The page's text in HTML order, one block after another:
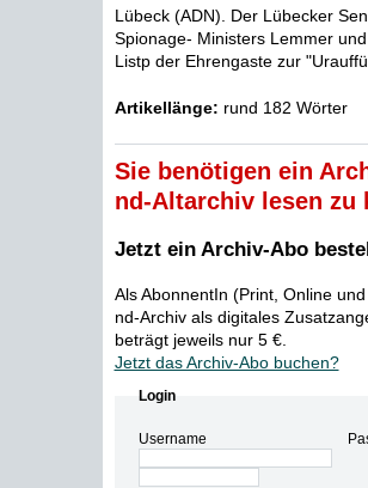
Lübeck (ADN). Der Lübecker
Spionage- Ministers Lemmer
Listp der Ehrengaste zur
Artikellänge: rund 182 Wörter
Sie benötigen ein
nd-Altarchiv lesen zu
Jetzt ein Archiv-Abo
Als AbonnentIn (Print, Online
nd-Archiv als digitales
beträgt jeweils nur 5 €.
Jetzt das Archiv-Abo buchen?
Login
Username